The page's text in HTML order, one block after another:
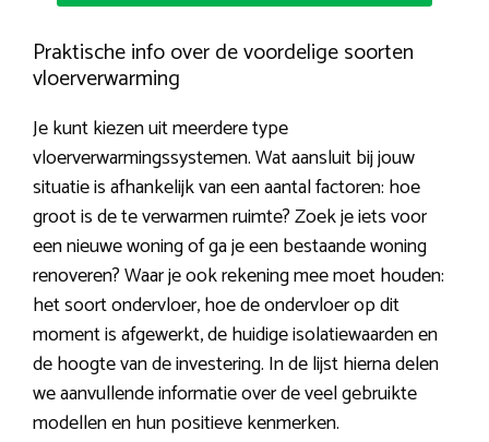
Praktische info over de voordelige soorten
vloerverwarming
Je kunt kiezen uit meerdere type
vloerverwarmingssystemen. Wat aansluit bij jouw
situatie is afhankelijk van een aantal factoren: hoe
groot is de te verwarmen ruimte? Zoek je iets voor
een nieuwe woning of ga je een bestaande woning
renoveren? Waar je ook rekening mee moet houden:
het soort ondervloer, hoe de ondervloer op dit
moment is afgewerkt, de huidige isolatiewaarden en
de hoogte van de investering. In de lijst hierna delen
we aanvullende informatie over de veel gebruikte
modellen en hun positieve kenmerken.